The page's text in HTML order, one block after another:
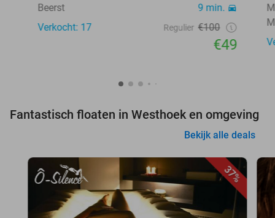
Beerst
9 min.
Verkocht: 17
Regulier €100
€49
Fantastisch floaten in Westhoek en omgeving
Bekijk alle deals
37%